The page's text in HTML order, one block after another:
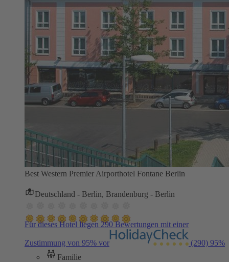
Best Western Premier Airporthotel Fontane Berlin
Deutschland - Berlin, Brandenburg - Berlin
Für dieses Hotel liegen 290 Bewertungen mit einer
Zustimmung von 95% vor (290) 95%
Familie